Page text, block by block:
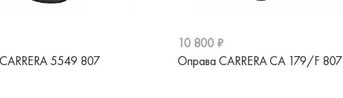
5549 807
10 800 ₽
Оправа CARRERA CA 179/F 807